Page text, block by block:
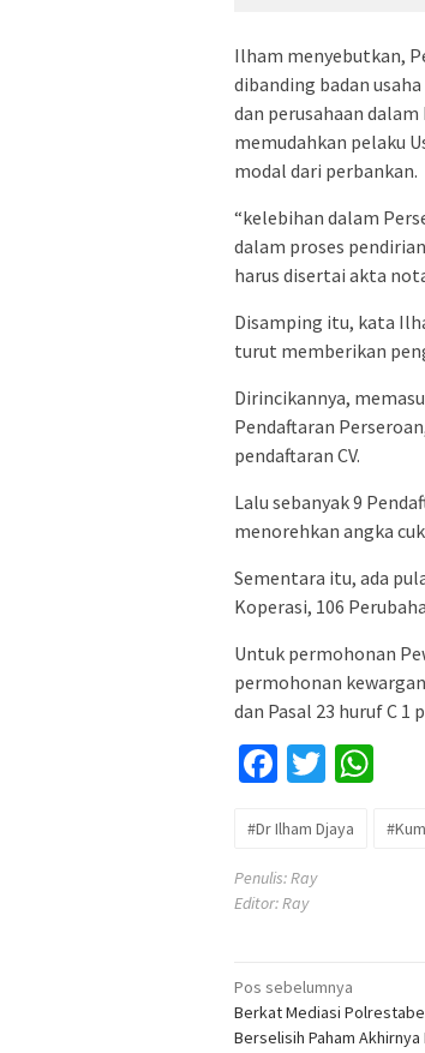
Ilham menyebutkan,
dibanding badan
dan perusahaan
memudahkan pelaku
modal dari perbankan.
“kelebihan dalam
dalam proses
harus disertai akta
Disamping itu, kata
turut memberikan
Dirincikannya,
Pendaftaran
pendaftaran CV.
Lalu sebanyak 9
menorehkan angka
Sementara itu, ada
Koperasi, 106
Untuk permohonan
permohonan
dan Pasal 23 huruf C 1
Facebook
Twitter
#Dr Ilham Djaya
Penulis: Ray
Editor: Ray
Navigasi
pos
Pos sebelumnya
Berkat Mediasi
Berselisih Paham Akhirnya